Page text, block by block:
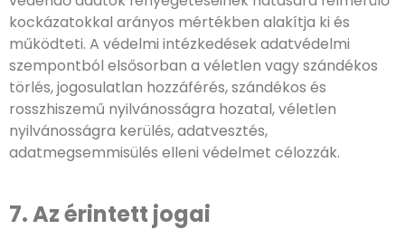
kockázatokkal arányos mértékben alakítja ki és
működteti. A védelmi intézkedések adatvédelmi
szempontból elsősorban a véletlen vagy szándékos
törlés, jogosulatlan hozzáférés, szándékos és
rosszhiszemű nyilvánosságra hozatal, véletlen
nyilvánosságra kerülés, adatvesztés,
adatmegsemmisülés elleni védelmet célozzák.
7. Az érintett jogai